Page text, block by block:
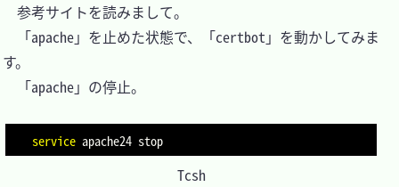
参考サイトを読みまして。
「apache」を止めた状態で、「certbot」を動かしてみま
す。
「apache」の停止。
service
Tcsh